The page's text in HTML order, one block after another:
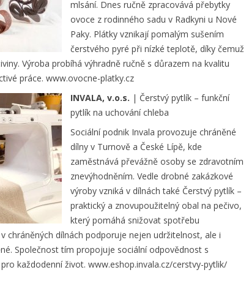
mlsání. Dnes ručně zpracovává přebytky
ovoce z rodinného sadu v Radkyni u Nové
Paky. Plátky vznikají pomalým sušením
čerstvého pyré při nízké teplotě, díky čemuž
Výroba probíhá výhradně ručně s důrazem na kvalitu
práce. www.ovocne-platky.cz
INVALA, v.o.s. | Čerstvý pytlík – funkční
pytlík na uchování chleba
Sociální podnik Invala provozuje chráněné
dílny v Turnově a České Lípě, kde
zaměstnává převážně osoby se zdravotním
znevýhodněním. Vedle drobné zakázkové
výroby vzniká v dílnách také Čerstvý pytlík –
praktický a znovupoužitelný obal na pečivo,
který pomáhá snižovat spotřebu
chráněných dílnách podporuje nejen udržitelnost, ale i
Společnost tím propojuje sociální odpovědnost s
každodenní život. www.eshop.invala.cz/cerstvy-pytlik/